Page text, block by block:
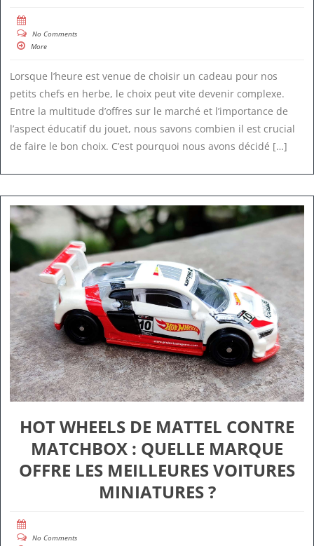
No Comments
More
Lorsque l’heure est venue de choisir un cadeau pour nos
petits chefs en herbe, le choix peut vite devenir complexe.
Entre la multitude d’offres sur le marché et l’importance de
l’aspect éducatif du jouet, nous savons combien il est crucial
de faire le bon choix. C’est pourquoi nous avons décidé […]
HOT WHEELS DE MATTEL CONTRE
MATCHBOX : QUELLE MARQUE
OFFRE LES MEILLEURES VOITURES
MINIATURES ?
No Comments